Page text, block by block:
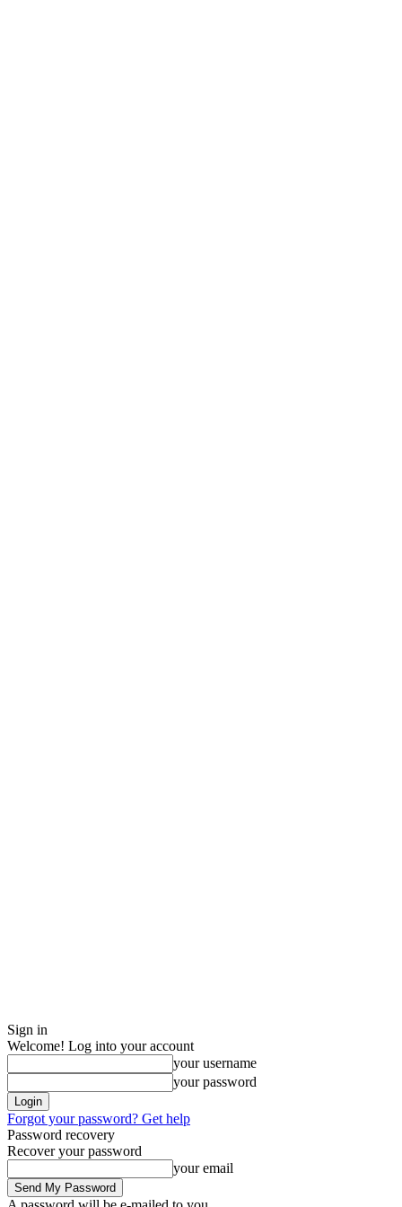
Sign in
Welcome! Log into your account
your username
your password
Forgot your password? Get help
Password recovery
Recover your password
your email